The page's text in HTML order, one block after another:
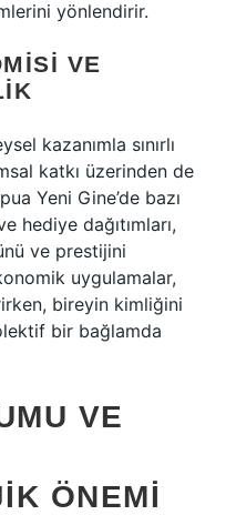
yönlendirir.
VE
kazanımla sınırlı
katkı üzerinden de
Yeni Gine’de bazı
hediye dağıtımları,
ve prestijini
uygulamalar,
bireyin kimliğini
bir bağlamda
VE
ÖNEMI